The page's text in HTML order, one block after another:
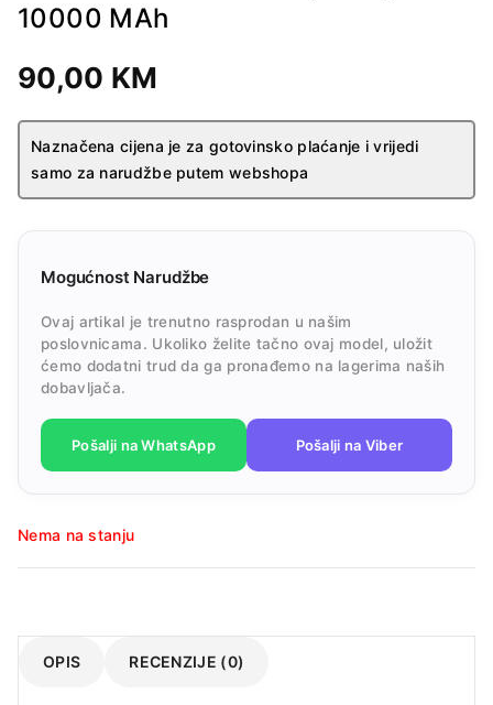
10000 MAh
90,00 KM
Naznačena cijena je za gotovinsko plaćanje i vrijedi
samo za narudžbe putem webshopa
Mogućnost Narudžbe
Ovaj artikal je trenutno rasprodan u našim
poslovnicama. Ukoliko želite tačno ovaj model, uložit
ćemo dodatni trud da ga pronađemo na lagerima naših
dobavljača.
Pošalji na WhatsApp Pošalji na Viber
Nema na stanju
OPIS RECENZIJE (0)